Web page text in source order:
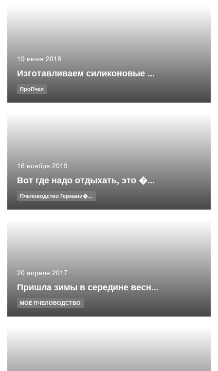
19 июня 2018
Изготавливаем силиконовые ...
ПроПчел
16 ноября 2019
Вот где надо отдыхать, это �...
Пчеловодство Германи�...
20 апреля 2017
Пришла зимы в середине весн...
МОЁ ПЧЕЛОВОДСТВО